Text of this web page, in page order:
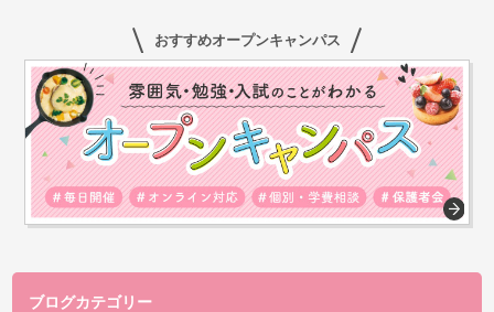
おすすめオープンキャンパス
ブログカテゴリー